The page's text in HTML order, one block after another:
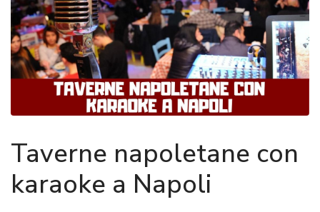
Taverne napoletane con
karaoke a Napoli